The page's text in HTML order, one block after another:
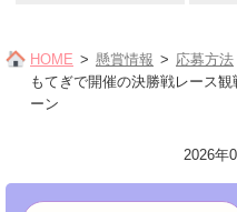
HOME 懸賞情報 応募方法
もてぎで開催の決勝戦レース
ーン
2026年